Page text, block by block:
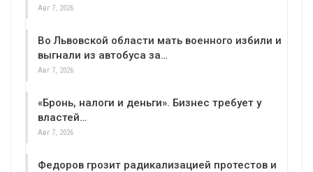
Авг 7, 2026
Во Львовской области мать военного избили и
выгнали из автобуса за…
Авг 7, 2026
«Бронь, налоги и деньги». Бизнес требует у
властей…
Авг 7, 2026
Федоров грозит радикализацией протестов и